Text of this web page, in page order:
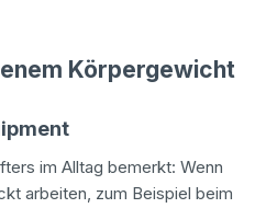
Körpergewicht
im Alltag bemerkt: Wenn
arbeiten, zum Beispiel beim